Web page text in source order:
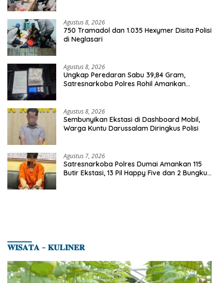
Agustus 8, 2026
750 Tramadol dan 1.035 Hexymer Disita Polisi
di Neglasari
Agustus 8, 2026
Ungkap Peredaran Sabu 39,84 Gram,
Satresnarkoba Polres Rohil Amankan
Agustus 8, 2026
Sembunyikan Ekstasi di Dashboard Mobil,
Warga Kuntu Darussalam Diringkus Polisi
Agustus 7, 2026
Satresnarkoba Polres Dumai Amankan 115
Butir Ekstasi, 13 Pil Happy Five dan 2 Bungkus
𝐖𝐈𝐒𝐀𝐓𝐀 – 𝐊𝐔𝐋𝐈𝐍𝐄𝐑